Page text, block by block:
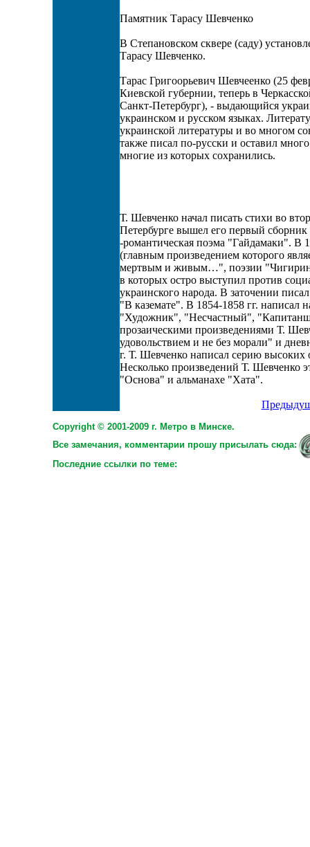
Памятник Тарасу Шевченко
В Степановском сквере (саду)
Тарасу Шевченко.
Тарас Григоорьевич Шевчеенко (25
Киевской губернии, теперь в
Санкт-Петербург), - выдающийся
украинском и русском языках.
украинской литературы и во многом
также писал по-русски и оставил
многие из которых сохранились.
Т. Шевченко начал писать стихи во
Петербурге вышел его первый сборник
-романтическая поэма "Гайдамаки". В
(главным произведением которого
мертвым и живым…", поэзии
в которых остро выступил против
украинского народа. В заточении
"В каземате". В 1854-1858 гг. написал
"Художник", "Несчастный",
прозаическими произведениями Т.
удовольствием и не без морали" и
г. Т. Шевченко написал серию
Несколько произведений Т. Шевченко
"Основа" и альманахе "Хата".
Copyright © 2001-2009 г. Метро в Минске.
Все замечания, комментарии прошу присылать сюда:
Последние ссылки по теме: